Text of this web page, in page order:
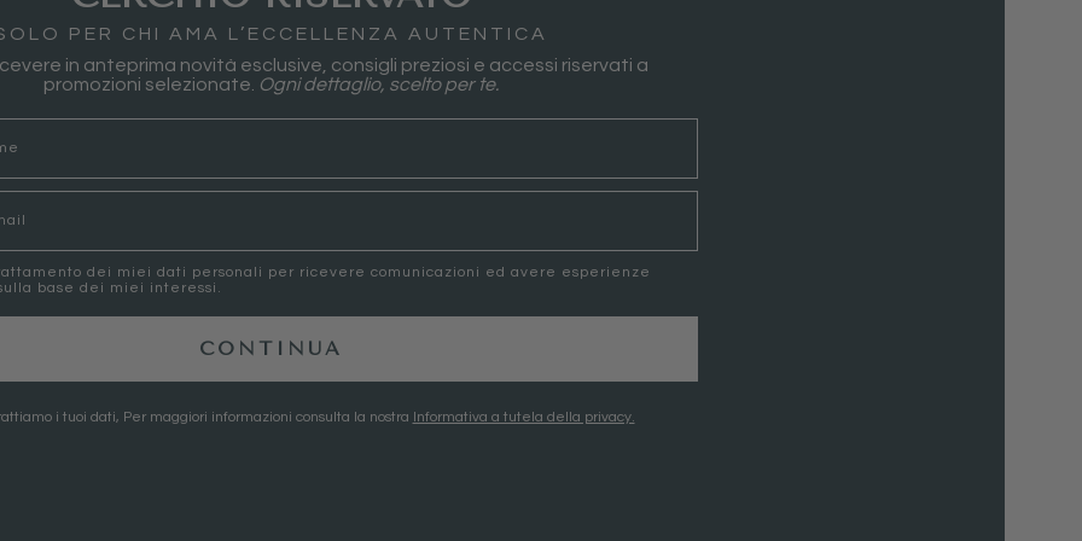
PER CHI AMA L’ECCELLENZA AUTENTICA
in anteprima novità esclusive, consigli preziosi e accessi riservati a
promozioni selezionate. Ogni dettaglio, scelto per te.
dei miei dati personali per ricevere comunicazioni ed avere esperienze
base dei miei interessi.
CONTINUA
i tuoi dati, Per maggiori informazioni consulta la nostra Informativa a tutela della privacy.